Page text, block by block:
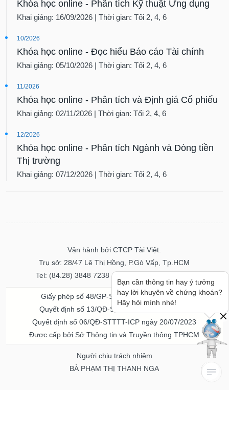
Khóa học online - Phân tích Kỹ thuật Ứng dụng
Khai giảng: 16/09/2026 | Thời gian: Tối 2, 4, 6
10/2026
Khóa học online - Đọc hiểu Báo cáo Tài chính
Khai giảng: 05/10/2026 | Thời gian: Tối 2, 4, 6
11/2026
Khóa học online - Phân tích và Định giá Cổ phiếu
Khai giảng: 02/11/2026 | Thời gian: Tối 2, 4, 6
12/2026
Khóa học online - Phân tích Ngành và Dòng tiền
Thị trường
Khai giảng: 07/12/2026 | Thời gian: Tối 2, 4, 6
Vận hành bởi CTCP Tài Việt.
Trụ sở: 28/47 Lê Thị Hồng, P.Gò Vấp, Tp.HCM
Tel: (84.28) 3848 7238 - Fax: (84.28) 3848 7237
Giấy phép số 48/GP-STTTT ngày 04/11/2016
Quyết định số 13/QĐ-STTTT ngày 02/11/2017
Quyết định số 06/QĐ-STTTT-ICP ngày 20/07/2023
Được cấp bởi Sở Thông tin và Truyền thông TPHCM
Người chịu trách nhiệm
BÀ PHẠM THỊ THANH NGA
Bạn cần thông tin hay ý tưởng
hay lời khuyên về chứng khoán?
Hãy hỏi mình nhé!